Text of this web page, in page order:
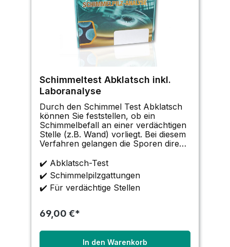
Schimmeltest Abklatsch inkl.
Laboranalyse
Durch den Schimmel Test Abklatsch
können Sie feststellen, ob ein
Schimmelbefall an einer verdächtigen
Stelle (z.B. Wand) vorliegt. Bei diesem
Verfahren gelangen die Sporen direkt
wodurch eine genaue Zuordnung des
Befalls möglich ist. Das Verfahren
eignet sich
✔️ Abklatsch-Test
✔️ Schimmelpilzgattungen
✔️ Für verdächtige Stellen
69,00 €*
In den Warenkorb